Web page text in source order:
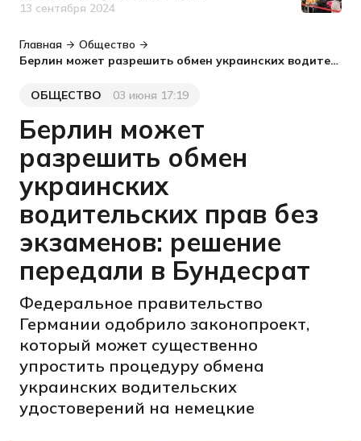
Дата публикации
13 сентября 2024
Главная
Общество
Берлин может разрешить обмен украинских водительских прав без экзаменов: решение передали в Бундесрат
Категория
ОБЩЕСТВО
Дата публикации
03 июня 17:19
Берлин может
разрешить обмен
украинских
водительских прав без
экзаменов: решение
передали в Бундесрат
Федеральное правительство
Германии одобрило законопроект,
который может существенно
упростить процедуру обмена
украинских водительских
удостоверений на немецкие